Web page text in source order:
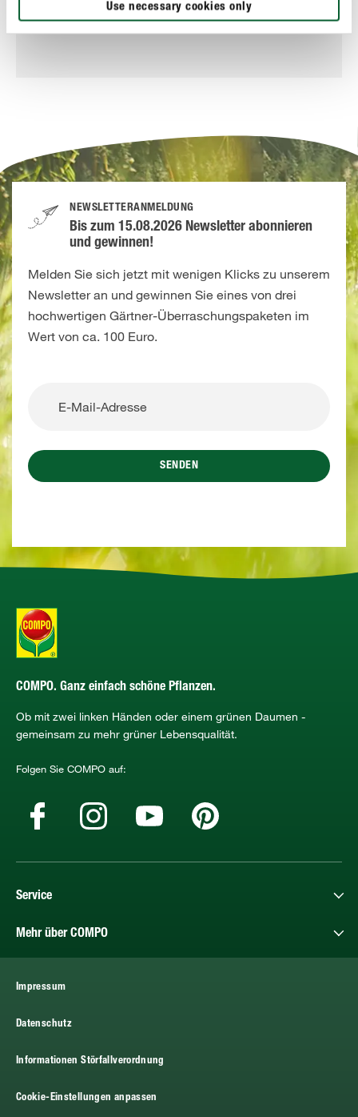
Use necessary cookies only
COMPO ZOO Terrarien-Substrat für Schlangen und
andere Reptilien
NEWSLETTERANMELDUNG
Bis zum 15.08.2026 Newsletter abonnieren
und gewinnen!
Melden Sie sich jetzt mit wenigen Klicks zu unserem
Newsletter an und gewinnen Sie eines von drei
hochwertigen Gärtner-Überraschungspaketen im
Wert von ca. 100 Euro.
SENDEN
COMPO. Ganz einfach schöne Pflanzen.
Ob mit zwei linken Händen oder einem grünen Daumen -
gemeinsam zu mehr grüner Lebensqualität.
Folgen Sie COMPO auf:
Service
Mehr über COMPO
Impressum
Datenschutz
Informationen Störfallverordnung
Cookie-Einstellungen anpassen